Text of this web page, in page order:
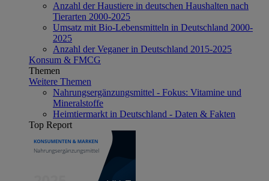
Anzahl der Haustiere in deutschen Haushalten nach
Tierarten 2000-2025
Umsatz mit Bio-Lebensmitteln in Deutschland 2000-
2025
Anzahl der Veganer in Deutschland 2015-2025
Konsum & FMCG
Themen
Weitere Themen
Nahrungsergänzungsmittel - Fokus: Vitamine und
Mineralstoffe
Heimtiermarkt in Deutschland - Daten & Fakten
Top Report